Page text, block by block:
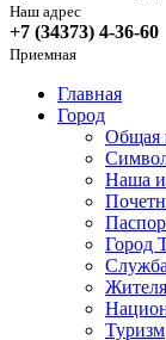
Наш адрес
+7 (34373) 4-36-60
Приемная
Главная
Город
Общая
Наша
Город
Туризм